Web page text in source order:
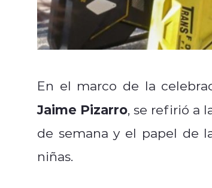
En el marco de la
Jaime Pizarro, se refirió a
de semana y el papel de
niñas.